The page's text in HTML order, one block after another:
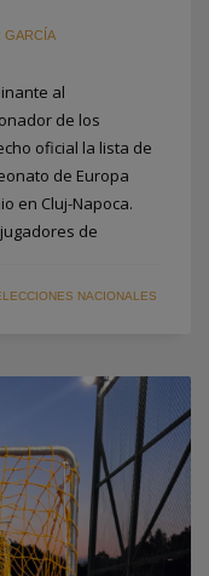
GARCÍA
al
de los
oficial la lista de
de Europa
en Cluj-Napoca.
de
NACIONALES